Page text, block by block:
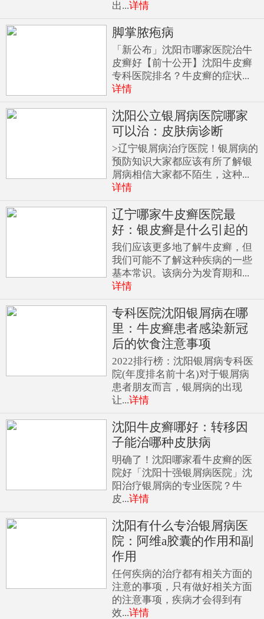
出...详情
脚掌脓疱病
「新公布」沈阳市哪家医院治牛
皮癣好【前十公开】沈阳牛皮癣
专科医院排名？牛皮癣的症状...
详情
沈阳公立银屑病医院哪家
可以治：皮肤病诊断
>辽宁银屑病治疗医院！银屑病的
预防知识大家都应该有所了解银
屑病相信大家都不陌生，这种...
详情
辽宁哪家牛皮癣医院最
好：银皮癣是什么引起的
我们应该更多地了解牛皮癣，但
我们可能不了解这种疾病的一些
基本常识。该病分为发育期和...
详情
专科医院沈阳银屑病在哪
里：牛皮癣患者感染新冠
后的饮食注意事项
2022排行榜：沈阳银屑病专科医
院(年度排名前十名)对于银屑病
患者朋友而言，银屑病的出现
让...详情
沈阳牛皮癣哪好：转移因
子能治哪种皮肤病
明确了！沈阳哪家看牛皮癣的医
院好「沈阳十强银屑病医院」沈
阳治疗银屑病的专业医院？牛
皮...详情
沈阳有什么专治银屑病医
院：阿维a胶囊的作用和副
作用
任何疾病的治疗都有相关方面的
注意的事项，只有做好相关方面
的注意事项，疾病才会得到有
效...详情